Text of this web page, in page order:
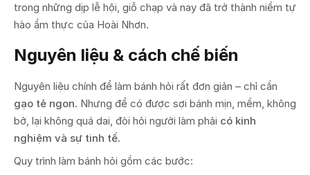
trong những dịp lễ hội, giỗ chạp và nay đã trở thành niềm tự
hào ẩm thực của Hoài Nhơn.
Nguyên liệu & cách chế biến
Nguyên liệu chính để làm bánh hỏi rất đơn giản – chỉ cần
gạo tẻ ngon. Nhưng để có được sợi bánh mịn, mềm, không
bở, lại không quá dai, đòi hỏi người làm phải có kinh
nghiệm và sự tinh tế.
Quy trình làm bánh hỏi gồm các bước: